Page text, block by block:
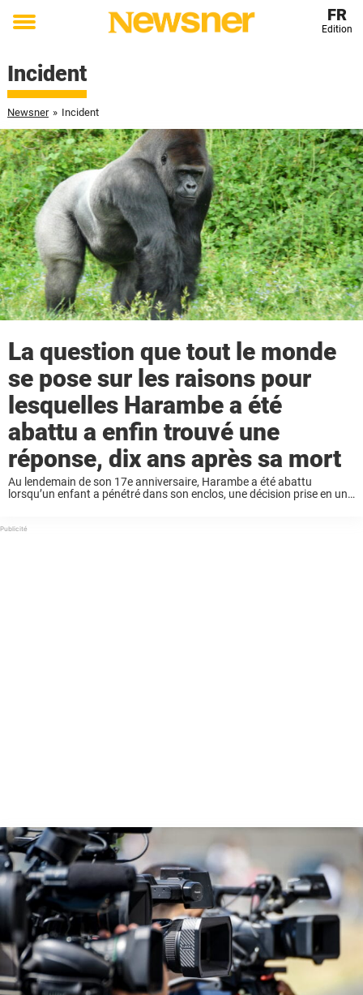
Toggle
FR
Edition
Incident
Newsner » Incident
La question que tout le monde
se pose sur les raisons pour
lesquelles Harambe a été
abattu a enfin trouvé une
réponse, dix ans après sa mort
Au lendemain de son 17e anniversaire, Harambe a été abattu
lorsqu’un enfant a pénétré dans son enclos, une décision prise en une